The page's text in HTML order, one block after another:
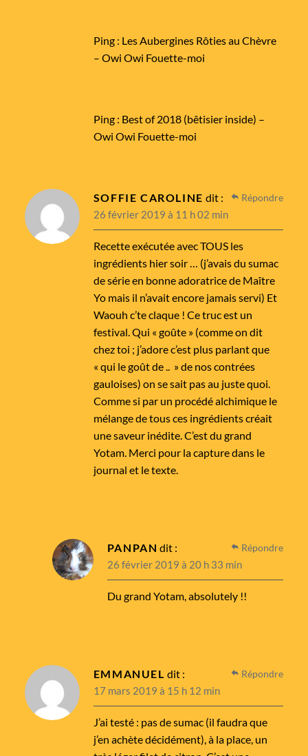
Ping : Les Aubergines Rôties au Chèvre
– Owi Owi Fouette-moi
Ping : Best of 2018 (bêtisier inside) –
Owi Owi Fouette-moi
SOFFIE CAROLINE dit :
26 février 2019 à 11 h 02 min
Recette exécutée avec TOUS les
ingrédients hier soir … (j’avais du sumac
de série en bonne adoratrice de Maître
Yo mais il n’avait encore jamais servi) Et
Waouh c’te claque ! Ce truc est un
festival. Qui « goûte » (comme on dit
chez toi ; j’adore c’est plus parlant que
« qui le goût de .. » de nos contrées
gauloises) on se sait pas au juste quoi.
Comme si par un procédé alchimique le
mélange de tous ces ingrédients créait
une saveur inédite. C’est du grand
Yotam. Merci pour la capture dans le
journal et le texte.
Répondre
PANPAN dit :
26 février 2019 à 20 h 33 min
Du grand Yotam, absolutely !!
Répondre
EMMANUEL dit :
17 mars 2019 à 15 h 12 min
J’ai testé : pas de sumac (il faudra que
j’en achète décidément), à la place, un
Répondre